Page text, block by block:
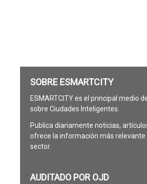
SOBRE ESMARTCITY
ESMARTCITY es el principal medio
sobre Ciudades Inteligentes.
Publica diariamente noticias,
ofrece la información más relevante
sector.
AUDITADO POR OJD